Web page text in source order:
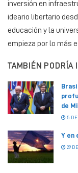
inversión en
ideario libertario
educación y la
empieza por lo más
TAMBIÉN PODRÍA
de
5 DE
Y en
29